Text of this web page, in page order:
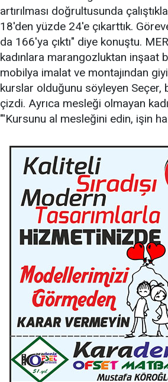
artırılması doğrultusunda
18'den yüzde 24'e çıkarttık.
da 166'ya çıktı" diye konuştu.
kadınlara marangozluktan inşaat
mobilya imalat ve montajından
kurslar olduğunu söyleyen Seçer,
çizdi. Ayrıca mesleği olmayan
"'Kursunu al mesleğini edin, işin